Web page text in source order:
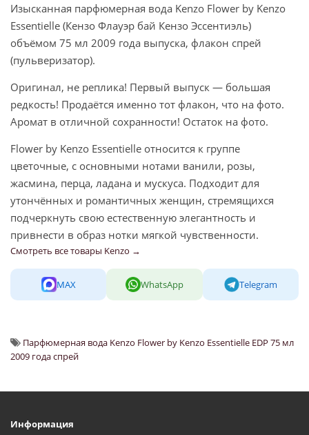
Изысканная парфюмерная вода Kenzo Flower by Kenzo
Essentielle (Кензо Флауэр бай Кензо Эссентиэль)
объёмом 75 мл 2009 года выпуска, флакон спрей
(пульверизатор).
Оригинал, не реплика! Первый выпуск — большая
редкость! Продаётся именно тот флакон, что на фото.
Аромат в отличной сохранности! Остаток на фото.
Flower by Kenzo Essentielle относится к группе
цветочные, с основными нотами ванили, розы,
жасмина, перца, ладана и мускуса. Подходит для
утончённых и романтичных женщин, стремящихся
подчеркнуть свою естественную элегантность и
привнести в образ нотки мягкой чувственности.
Смотреть все товары Kenzo →
MAX WhatsApp Telegram
Парфюмерная вода Kenzo Flower by Kenzo Essentielle EDP 75 мл
2009 года спрей
Информация